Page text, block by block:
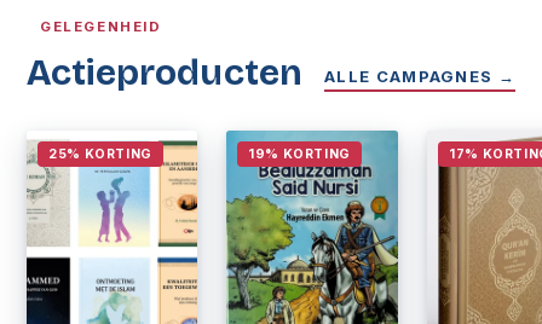
GELEGENHEID
Actieproducten ALLE CAMPAGNES →
25% KORTING 19% KORTING 17%